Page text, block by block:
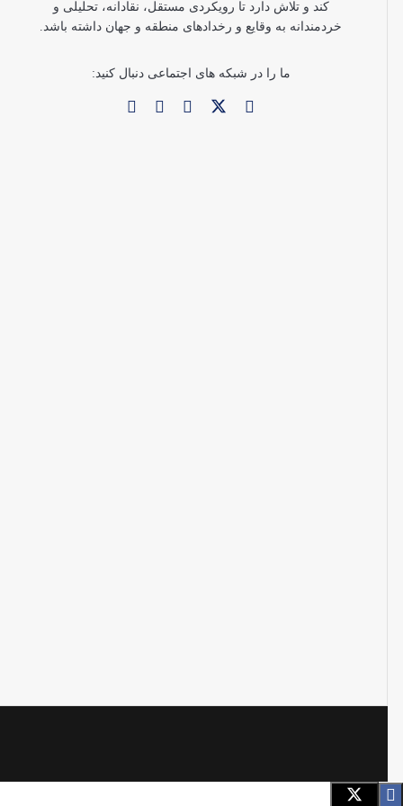
کند و تلاش دارد تا رویکردی مستقل، نقادانه، تحلیلی و
خردمندانه به وقایع و رخدادهای منطقه و جهان داشته باشد.
ما را در شبکه های اجتماعی دنبال کنید: